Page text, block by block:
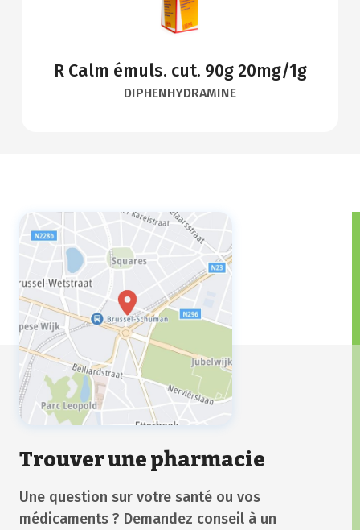
R Calm émuls. cut. 90g 20mg/1g
DIPHENHYDRAMINE
Trouver une pharmacie
Une question sur votre santé ou vos
médicaments ? Demandez conseil à un